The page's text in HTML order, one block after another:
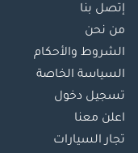
إتصل بنا
من نحن
الشروط والأحكام
السياسة الخاصة
تسجيل دخول
اعلن معنا
تجار السيارات